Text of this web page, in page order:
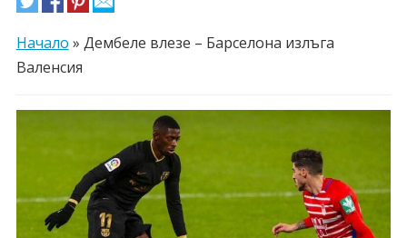
Начало » Дембеле влезе – Барселона излъга
Валенсия